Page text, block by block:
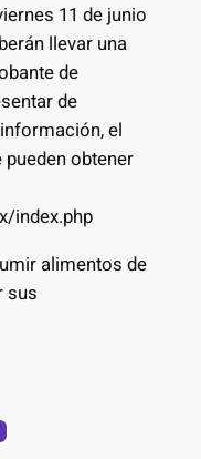
11 de junio
llevar una
de
de
el
obtener
index.php
alimentos de
sus